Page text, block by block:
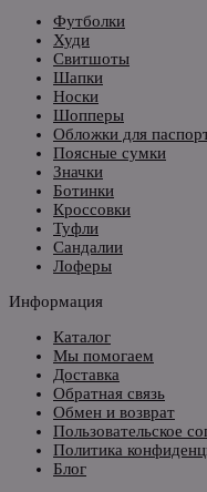
Футболки
Худи
Свитшоты
Шапки
Носки
Шопперы
Обложки для
Поясные сумки
Значки
Ботинки
Кроссовки
Туфли
Сандалии
Лоферы
Информация
Каталог
Мы помогаем
Доставка
Обратная связь
Обмен и возврат
Пользовательское
Политика
Блог